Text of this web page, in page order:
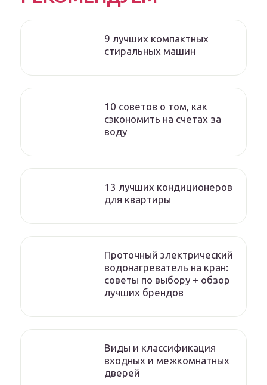
9 лучших компактных
стиральных машин
10 советов о том, как
сэкономить на счетах за
воду
13 лучших кондиционеров
для квартиры
Проточный электрический
водонагреватель на кран:
советы по выбору + обзор
лучших брендов
Виды и классификация
входных и межкомнатных
дверей